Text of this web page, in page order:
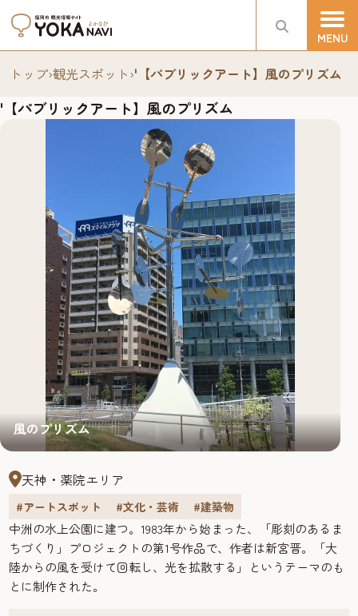
トップ›観光スポット›'【パブリックアート】風のプリズム
'【パブリックアート】風のプリズム
風のプリズム
天神・薬院エリア
#アートスポット #文化・芸術 #建築物
中洲の水上公園に建つ。1983年から始まった、「彫刻のあるま
ちづくり」プロジェクトの第1号作品で、作者は新宮晋。「大
陸からの風を受けて回転し、光を拡散する」というテーマのも
とに制作された。